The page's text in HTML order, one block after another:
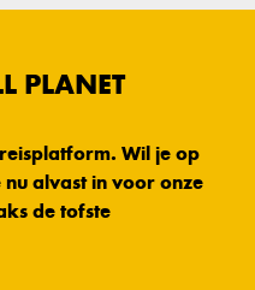
PLANET
Wil je op
alvast in voor onze
de tofste